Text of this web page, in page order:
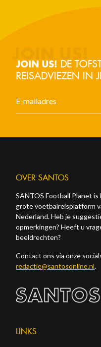
JOIN US! DE
REISADVIEZEN IN
OVER SANTOS
SANTOS Football Planet
grote voetbalreisplatform
Nederland. Heb je
opmerkingen? Heeft u
beeldrechten?
Contact ons via onze
redactie@santosonline.nl.
LINKS